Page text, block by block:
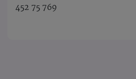
452 75 769